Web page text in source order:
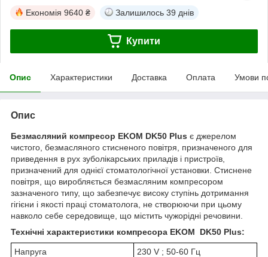
Економія 9640 ₴ Залишилось 39 днів
Купити
Опис Характеристики Доставка Оплата Умови
Опис
Безмасляний компресор EKOM DK50 Plus є джерелом
чистого, безмасляного стисненого повітря, призначеного для
приведення в рух зуболікарських приладів і пристроїв,
призначений для однієї стоматологічної установки. Стиснене
повітря, що виробляється безмасляним компресором
зазначеного типу, що забезпечує високу ступінь дотримання
гігієни і якості праці стоматолога, не створюючи при цьому
навколо себе середовище, що містить чужорідні речовини.
Технічні характеристики компресора EKOM DK50 Plus:
Напруга
230 V ; 50-60 Гц